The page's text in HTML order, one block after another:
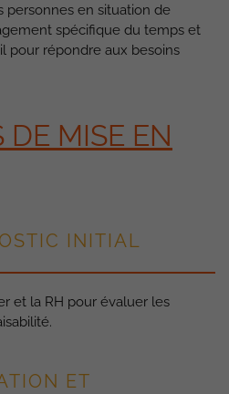
personnes en situation de
spécifique du temps et
pour répondre aux besoins
DE MISE EN
INITIAL
et la RH pour évaluer les
ET